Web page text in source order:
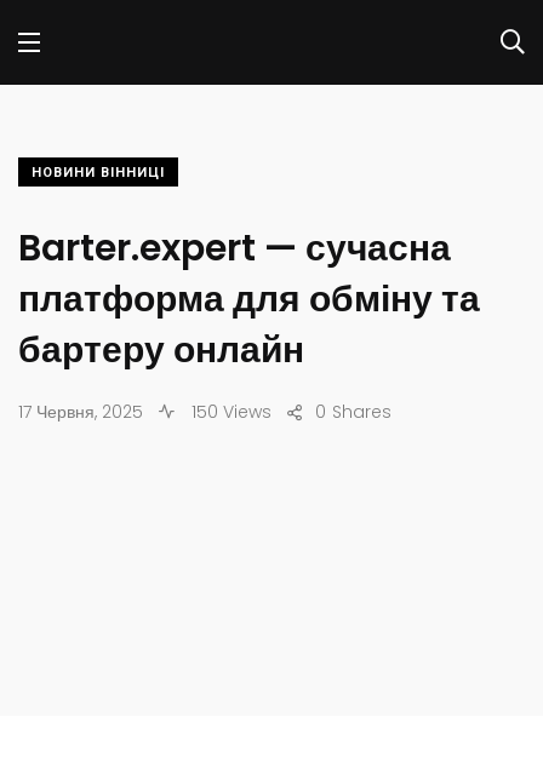
НОВИНИ ВІННИЦІ
Barter.expert — сучасна
платформа для обміну та
бартеру онлайн
17 Червня, 2025 150 Views Shares
0